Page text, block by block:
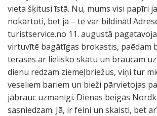
vieta šķitusi īstā. Nu, mums visi papīri
nokārtoti, bet jā – te var bildināt!
turistservice.no 11. augustā
virtuvītē bagātīgas brokastis, paēdam
terases ar lielisko skatu un braucam
dienu redzam ziemeļbriežus, viņi tur
veseliem bariem un bieži pārvietojas
jābrauc uzmanīgi. Dienas beigās
sasniedzam. Jā, ir feini un skaisti, bet